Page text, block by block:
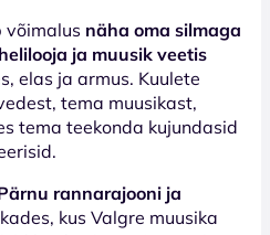
võimalus näha oma silmaga
ja muusik veetis
elas ja armus. Kuulete
tema muusikast,
tema teekonda kujundasid
rannarajooni ja
kus Valgre muusika